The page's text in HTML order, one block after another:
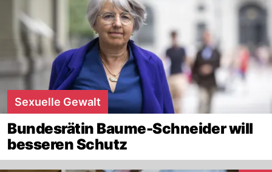
Sexuelle Gewalt
Bundesrätin Baume-Schneider will
besseren Schutz